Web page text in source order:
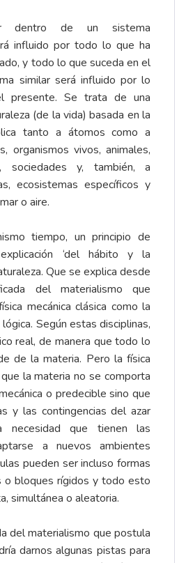
dentro de un sistema
influido por todo lo que ha
y todo lo que suceda en el
similar será influido por lo
presente. Se trata de una
(de la vida) basada en la
tanto a átomos como a
organismos vivos, animales,
sociedades y, también, a
ecosistemas específicos y
o aire.
tiempo, un principio de
‘del hábito y la
Que se explica desde
del materialismo que
mecánica clásica como la
Según estas disciplinas,
real, de manera que todo lo
de la materia. Pero la física
la materia no se comporta
o predecible sino que
y las contingencias del azar
que tienen las
a nuevos ambientes
pueden ser incluso formas
o bloques rígidos y todo esto
simultánea o aleatoria.
del materialismo que postula
darnos algunas pistas para